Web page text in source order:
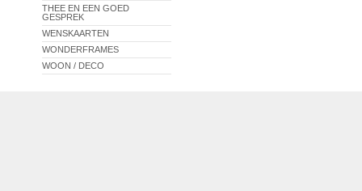
THEE EN EEN GOED
GESPREK
WENSKAARTEN
WONDERFRAMES
WOON / DECO